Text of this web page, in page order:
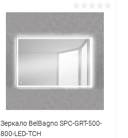
Сравнение
Зеркало BelBagno SPC-GRT-500-
800-LED-TCH